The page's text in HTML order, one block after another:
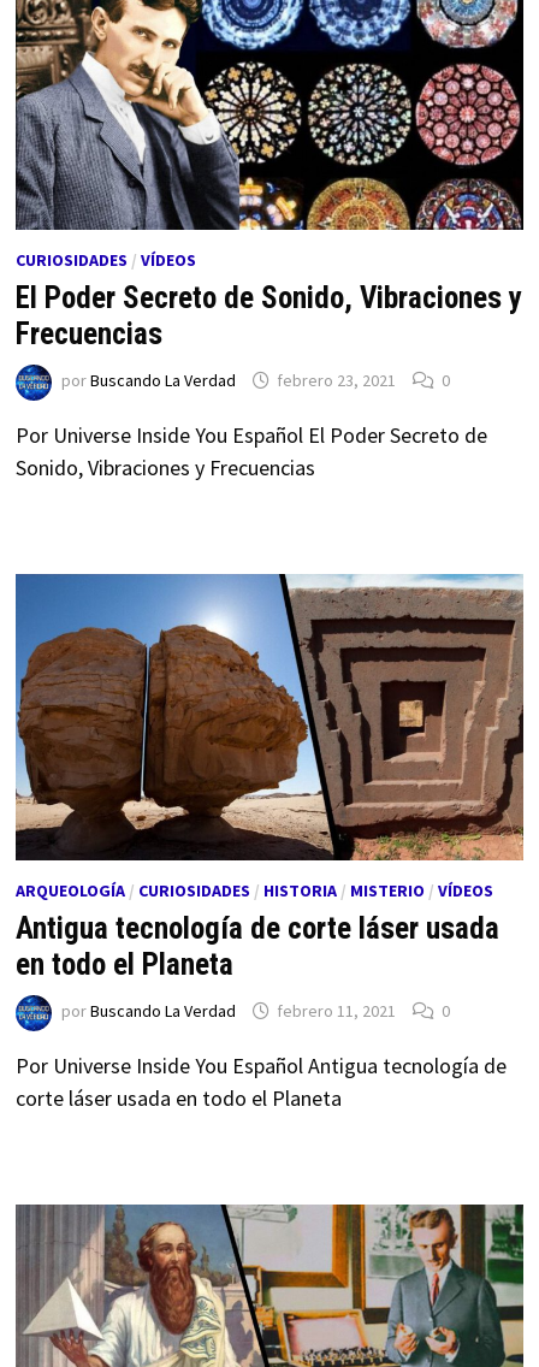
CURIOSIDADES / VÍDEOS
El Poder Secreto de Sonido, Vibraciones y
Frecuencias
porBuscando La Verdad febrero 23, 2021 0
Por Universe Inside You Español El Poder Secreto de
Sonido, Vibraciones y Frecuencias
ARQUEOLOGÍA/ CURIOSIDADES / HISTORIA/ MISTERIO / VÍDEOS
Antigua tecnología de corte láser usada
en todo el Planeta
porBuscando La Verdad febrero 11, 2021 0
Por Universe Inside You Español Antigua tecnología de
corte láser usada en todo el Planeta